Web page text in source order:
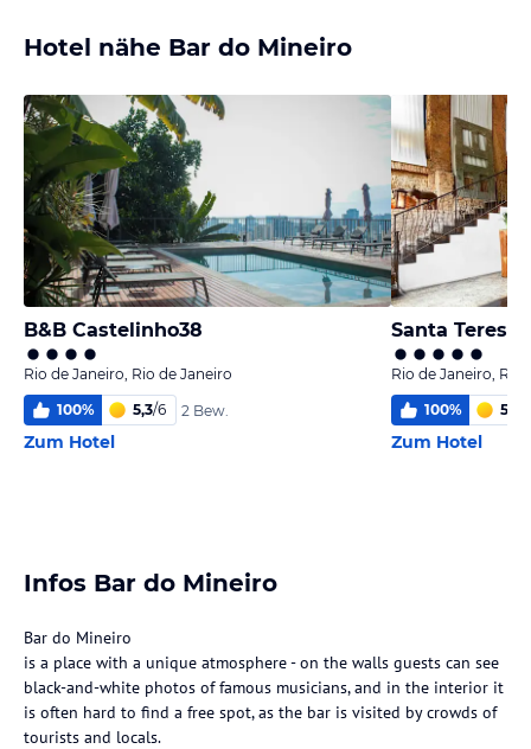
Hotel nähe Bar do Mineiro
B&B Castelinho38
Rio de Janeiro, Rio de Janeiro
100% 5,3/6 2 Bew.
Zum Hotel
Rio de Janeiro, Rio
100% 5,8
Zum Hotel
Infos Bar do Mineiro
Bar do Mineiro
is a place with a unique atmosphere - on the walls guests can see
black-and-white photos of famous musicians, and in the interior it
is often hard to find a free spot, as the bar is visited by crowds of
tourists and locals.